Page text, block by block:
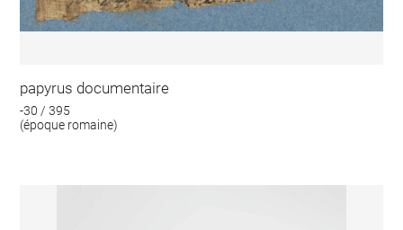
papyrus documentaire
-30 / 395
(époque romaine)